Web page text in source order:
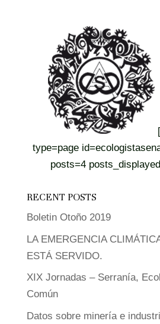
type=page
posts=4
RECENT POSTS
Boletin Otoño 2019
LA EMERGENCIA
ESTÁ SERVIDO.
XIX Jornadas – Serranía,
Común
Datos sobre minería e